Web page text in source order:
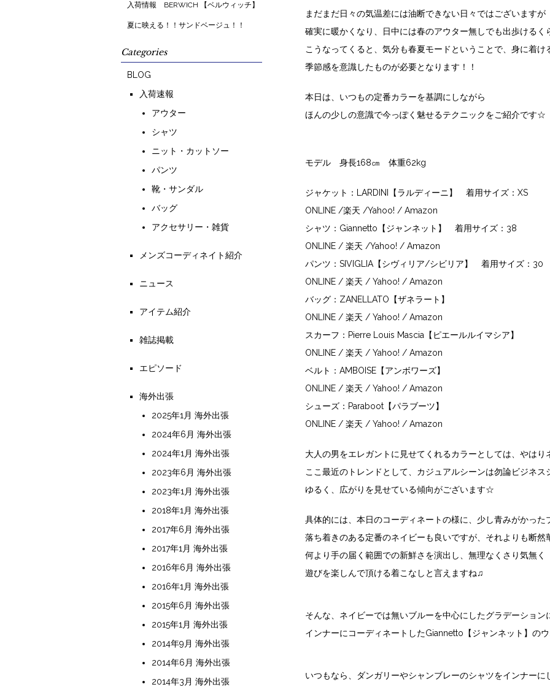
まだまだ日々の気温差には油断できない日々ではございますが
確実に暖かくなり、日中には春のアウター無しでも出歩ける
こうなってくると、気分も春夏モードということで、身に着け
季節感を意識したものが必要となります！！
本日は、いつもの定番カラーを基調にしながら
ほんの少しの意識で今っぽく魅せるテクニックをご紹介です☆
モデル 身長168㎝ 体重62kg
ジャケット：LARDINI【ラルディーニ】 着用サイズ：XS
ONLINE /楽天 /Yahoo! / Amazon
シャツ：Giannetto【ジャンネット】 着用サイズ：38
ONLINE / 楽天 /Yahoo! / Amazon
パンツ：SIVIGLIA【シヴィリア/シビリア】 着用サイズ：30
ONLINE / 楽天 / Yahoo! / Amazon
バッグ：ZANELLATO【ザネラート】
ONLINE / 楽天 / Yahoo! / Amazon
スカーフ：Pierre Louis Mascia【ピエールルイマシア】
ONLINE / 楽天 / Yahoo! / Amazon
ベルト：AMBOISE【アンボワーズ】
ONLINE / 楽天 / Yahoo! / Amazon
シューズ：Paraboot【パラブーツ】
ONLINE / 楽天 / Yahoo! / Amazon
大人の男をエレガントに見せてくれるカラーとしては、やは
ここ最近のトレンドとして、カジュアルシーンは勿論ビジネ
ゆるく、広がりを見せている傾向がございます☆
具体的には、本日のコーディネートの様に、少し青みがかった
落ち着きのある定番のネイビーも良いですが、それよりも断然
何より手の届く範囲での新鮮さを演出し、無理なくさり気無く
遊びを楽しんで頂ける着こなしと言えますね♫
そんな、ネイビーでは無いブルーを中心にしたグラデーション
インナーにコーディネートしたGiannetto【ジャンネット】 の
いつもなら、ダンガリーやシャンブレーのシャツをインナー
入荷情報 BERWICH 【ベルウィッチ】
夏に映える！！サンドベージュ！！
Categories
BLOG
入荷速報
アウター
シャツ
ニット・カットソー
パンツ
靴・サンダル
バッグ
アクセサリー・雑貨
メンズコーディネイト紹介
ニュース
アイテム紹介
雑誌掲載
エピソード
海外出張
2025年1月 海外出張
2024年6月 海外出張
2024年1月 海外出張
2023年6月 海外出張
2023年1月 海外出張
2018年1月 海外出張
2017年6月 海外出張
2017年1月 海外出張
2016年6月 海外出張
2016年1月 海外出張
2015年6月 海外出張
2015年1月 海外出張
2014年9月 海外出張
2014年6月 海外出張
2014年3月 海外出張